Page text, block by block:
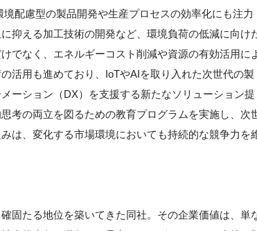
配慮型の製品開発や生産プロセスの効率化にも注力
抑える加工技術の開発など、環境負荷の低減に向け
でなく、エネルギーコスト削減や資源の有効活用に
活用も進めており、IoTやAIを取り入れた次世代の製
ーション（DX）を支援する新たなソリューション提
考の両立を図るための教育プログラムを実施し、次
は、変化する市場環境においても持続的な競争力を
固たる地位を築いてきた同社。その企業価値は、単